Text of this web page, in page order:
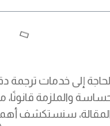
إلى خدمات ترجمة
والملزمة
المقالة، سنستكشف